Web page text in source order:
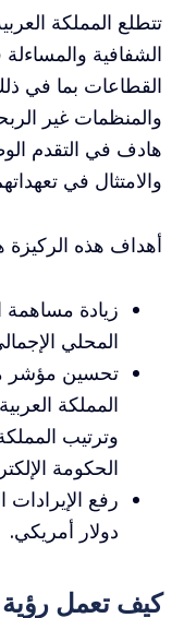
تتطلع المملكة
الشفافية
القطاعات بما في
والمنظمات غير
هادف في التقدم
والامتثال في
أهداف هذه
زيادة مساهمة
المحلي الإجمالي
تحسين مؤشر
وترتيب
الحكومة
دولار أمريكي.